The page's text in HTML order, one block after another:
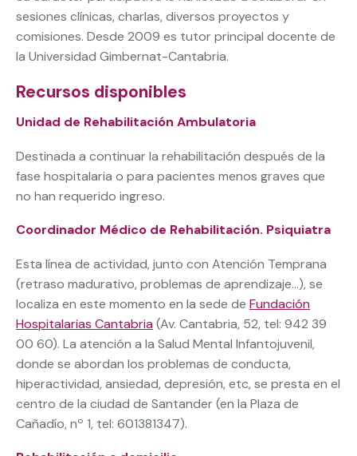
sesiones clínicas, charlas, diversos proyectos y
comisiones. Desde 2009 es tutor principal docente de
la Universidad Gimbernat-Cantabria.
Recursos disponibles
Unidad de Rehabilitación Ambulatoria
Destinada a continuar la rehabilitación después de la
fase hospitalaria o para pacientes menos graves que
no han requerido ingreso.
Coordinador Médico de Rehabilitación. Psiquiatra
Esta línea de actividad, junto con Atención Temprana
(retraso madurativo, problemas de aprendizaje…), se
localiza en este momento en la sede de Fundación
Hospitalarias Cantabria (Av. Cantabria, 52, tel: 942 39
00 60). La atención a la Salud Mental Infantojuvenil,
donde se abordan los problemas de conducta,
hiperactividad, ansiedad, depresión, etc, se presta en el
centro de la ciudad de Santander (en la Plaza de
Cañadío, nº 1, tel: 601381347).